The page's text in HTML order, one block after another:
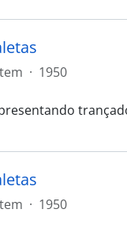
· 1950
· 1950